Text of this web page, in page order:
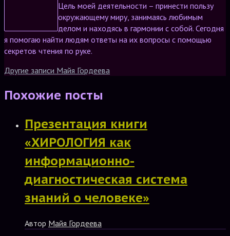
Цель моей деятельности – принести пользу
окружающему миру, занимаясь любимым
делом и находясь в гармонии с собой. Сегодня
я помогаю найти людям ответы на их вопросы с помощью
секретов чтения по руке.
Другие записи Майя Гордеева
Похожие посты
Презентация книги
«ХИРОЛОГИЯ как
информационно-
диагностическая система
знаний о человеке»
Автор Майя Гордеева